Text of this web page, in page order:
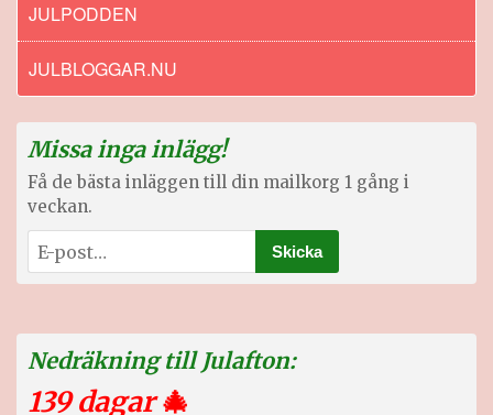
JULPODDEN
JULBLOGGAR.NU
Missa inga inlägg!
Få de bästa inläggen till din mailkorg 1 gång i
veckan.
Nedräkning till Julafton:
139 dagar🎄